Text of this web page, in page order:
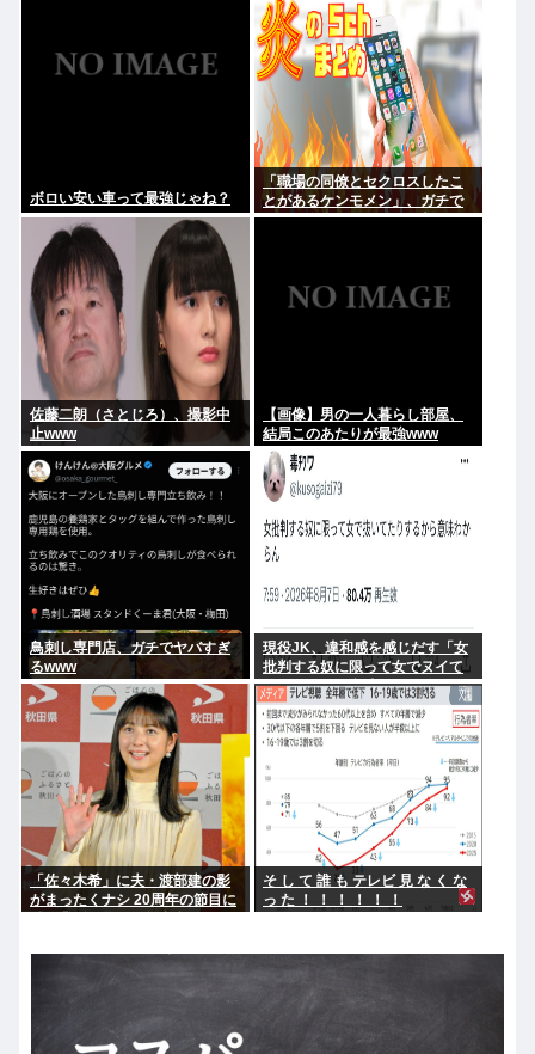
ボロい安い車って最強じゃね？
「職場の同僚とセクロスしたこ
とがあるケンモメン」、ガチで
一人も存在しないことが判明
佐藤二朗（さとじろ）、撮影中
止www
【画像】男の一人暮らし部屋、
結局このあたりが最強www
鳥刺し専門店、ガチでヤバすぎ
るwww
現役JK、違和感を感じだす「女
批判する奴に限って女でヌイて
たりするから意味わからなくな
ってきた 」
「佐々木希」に夫・渡部建の影
がまったくナシ 20周年の節目に
そ し て 誰 も テレビ 見 な く な
っ た ！ ！ ！ ！ ！ ！